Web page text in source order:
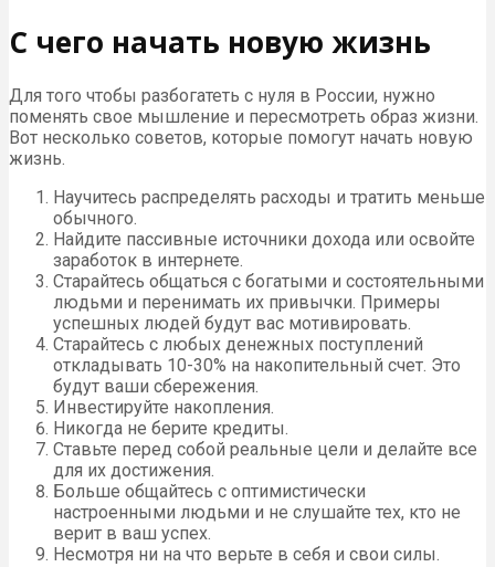
С чего начать новую жизнь
Для того чтобы разбогатеть с нуля в России, нужно
поменять свое мышление и пересмотреть образ жизни.
Вот несколько советов, которые помогут начать новую
жизнь.
Научитесь распределять расходы и тратить меньше
обычного.
Найдите пассивные источники дохода или освойте
заработок в интернете.
Старайтесь общаться с богатыми и состоятельными
людьми и перенимать их привычки. Примеры
успешных людей будут вас мотивировать.
Старайтесь с любых денежных поступлений
откладывать 10-30% на накопительный счет. Это
будут ваши сбережения.
Инвестируйте накопления.
Никогда не берите кредиты.
Ставьте перед собой реальные цели и делайте все
для их достижения.
Больше общайтесь с оптимистически
настроенными людьми и не слушайте тех, кто не
верит в ваш успех.
Несмотря ни на что верьте в себя и свои силы.